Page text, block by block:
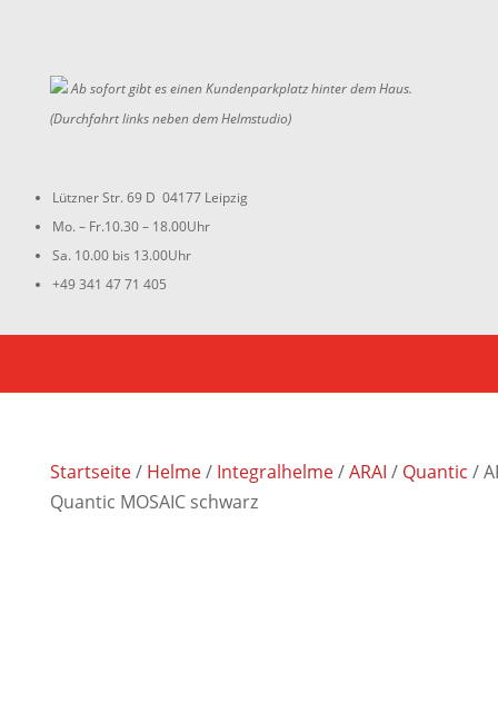
Ab sofort gibt es einen Kundenparkplatz hinter dem Haus.
(Durchfahrt links neben dem Helmstudio)
Lützner Str. 69 D 04177 Leipzig
Mo. – Fr.10.30 – 18.00Uhr
Sa. 10.00 bis 13.00Uhr
+49 341 47 71 405
Startseite/ Helme/ Integralhelme/ARAI / Quantic /
Quantic MOSAIC schwarz